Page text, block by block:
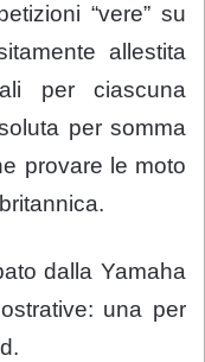
“vere” su
allestita
per ciascuna
per somma
provare le moto
dalla Yamaha
una per